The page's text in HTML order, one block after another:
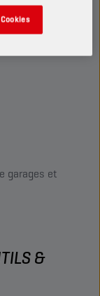
garages et
&